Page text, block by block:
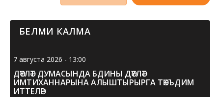
БЕЛМИ КАЛМА
7 августа 2026 - 13:00
ДӘҮЛӘТ ДУМАСЫНДА БДИНЫ ДӘҮЛӘТ
ИМТИХАННАРЫНА АЛЫШТЫРЫРГА ТӘКЪДИМ
ИТТЕЛӘР